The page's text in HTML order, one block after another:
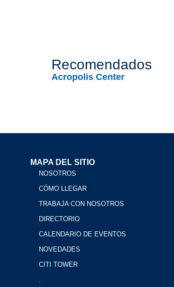
Recomendados
Acropolis Center
MAPA DEL SITIO
NOSOTROS
CÓMO LLEGAR
TRABAJA CON NOSOTROS
DIRECTORIO
CALENDARIO DE EVENTOS
NOVEDADES
CITI TOWER
.